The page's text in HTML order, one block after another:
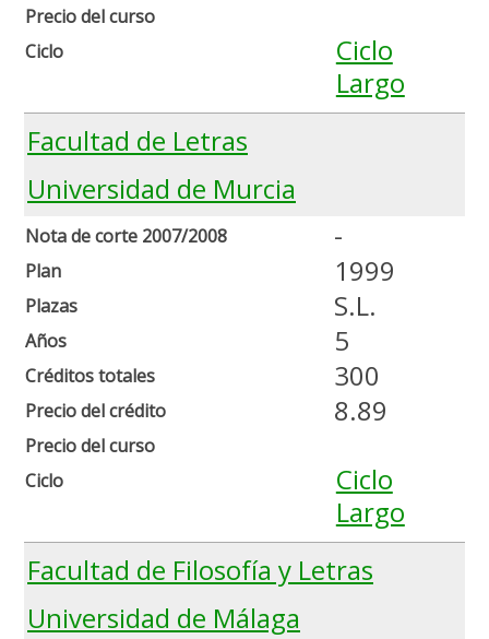
Precio del curso
Ciclo
Ciclo
Largo
Facultad de Letras
Universidad de Murcia
Nota de corte 2007/2008
Plan
Plazas
Años
Créditos totales
Precio del crédito
Precio del curso
Ciclo
-
1999
S.L.
5
300
8.89
Ciclo
Largo
Facultad de Filosofía y Letras
Universidad de Málaga